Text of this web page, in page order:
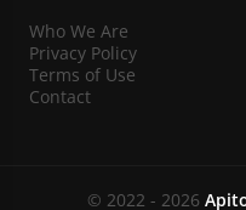
Who We Are
Privacy Policy
Terms of Use
Contact
© 2022 - 2026